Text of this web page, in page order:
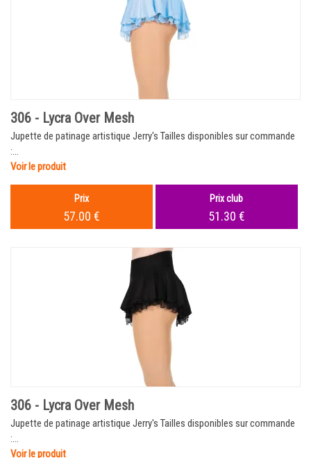
306 - Lycra Over Mesh
Jupette de patinage artistique Jerry's Tailles disponibles sur commande
:...
Voir le produit
Prix
57.00 €
Prix club
51.30 €
306 - Lycra Over Mesh
Jupette de patinage artistique Jerry's Tailles disponibles sur commande
:...
Voir le produit